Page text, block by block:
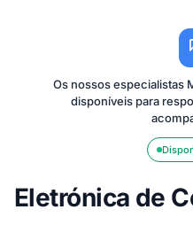
Os nossos especialistas
disponíveis para
Eletrónica de